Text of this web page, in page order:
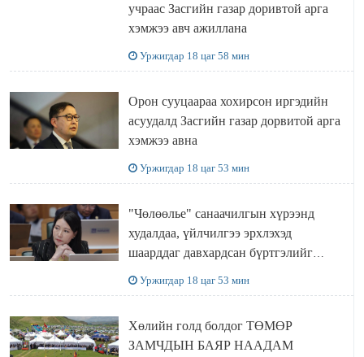
учраас Засгийн газар доривтой арга
хэмжээ авч ажиллана
Уржигдар 18 цаг 58 мин
Орон сууцаараа хохирсон иргэдийн
асуудалд Засгийн газар дорвитой арга
хэмжээ авна
Уржигдар 18 цаг 53 мин
"Чөлөөлье" санаачилгын хүрээнд
худалдаа, үйлчилгээ эрхлэхэд
шаарддаг давхардсан бүртгэлийг
Уржигдар 18 цаг 53 мин
Хөлийн голд болдог ТӨМӨР
ЗАМЧДЫН БАЯР НААДАМ